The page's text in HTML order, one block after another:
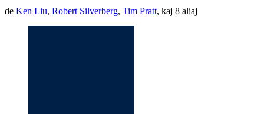
de Ken Liu, Robert Silverberg, Tim Pratt, kaj 8 aliaj